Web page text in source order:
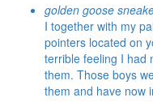
golden goose
I together with my
pointers located on
terrible feeling I had
them. Those boys
them and have now